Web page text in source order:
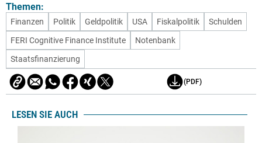
Themen:
Finanzen Politik Geldpolitik USA Fiskalpolitik
Schulden
FERI Cognitive Finance Institute
Notenbank
Staatsfinanzierung
(PDF)
LESEN SIE AUCH